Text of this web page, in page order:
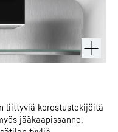
liittyviä korostustekijöitä
jääkaapissanne.